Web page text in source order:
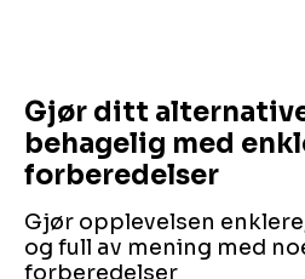
Gjør ditt
behagelig med
forberedelser
Gjør opplevelsen
og full av mening med
forberedelser